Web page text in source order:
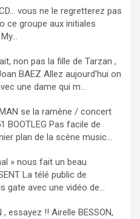
vous ne le regretterez pas
ce groupe aux initiales
non pas la fille de Tarzan ,
BAEZ Allez aujourd'hui on
une dame qui m...
se la ramène / concert
BOOTLEG Pas facile de
plan de la scène music...
» nous fait un beau
La télé public de
gate avec une vidéo de...
, essayez !! Airelle BESSON,